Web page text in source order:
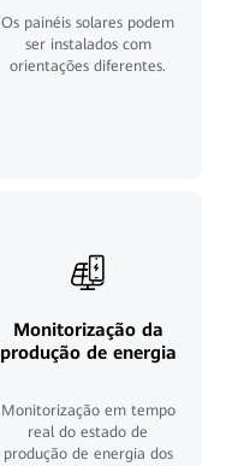
Os painéis solares podem
ser instalados com
orientações diferentes.
Monitorização da
produção de energia
Monitorização em tempo
real do estado de
produção de energia dos